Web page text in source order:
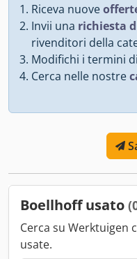
Riceva nuove
Invii una richiesta
rivenditori della
Modifichi i termini
Cerca nelle nostre
Boellhoff usato
Cerca su Werktuigen
usate.